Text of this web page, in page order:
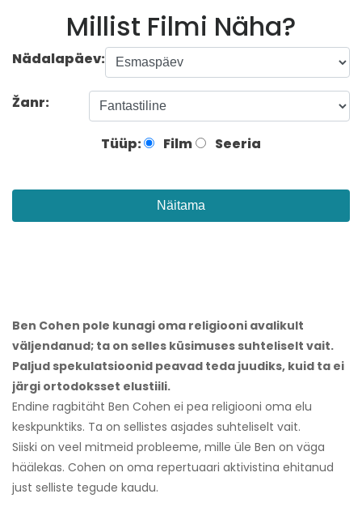
Millist Filmi Näha?
Nädalapäev:
Žanr:
Tüüp: Film Seeria
Näitama
Ben Cohen pole kunagi oma religiooni avalikult
väljendanud; ta on selles küsimuses suhteliselt vait.
Paljud spekulatsioonid peavad teda juudiks, kuid ta ei
järgi ortodoksset elustiili.
Endine ragbitäht Ben Cohen ei pea religiooni oma elu
keskpunktiks. Ta on sellistes asjades suhteliselt vait.
Siiski on veel mitmeid probleeme, mille üle Ben on väga
häälekas. Cohen on oma repertuaari aktivistina ehitanud
just selliste tegude kaudu.